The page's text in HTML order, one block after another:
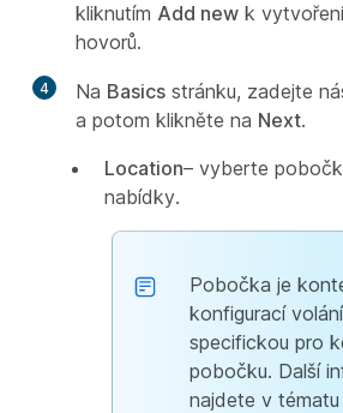
kliknutím Add new k
hovorů.
4 Na Basics stránku, zadejte
a potom klikněte na Next.
Location– vyberte
nabídky.
Pobočka je
konfigurací volání
specifickou pro
pobočku. Další
najdete v tématu